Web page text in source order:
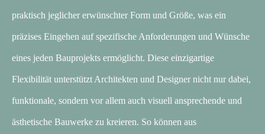
praktisch jeglicher erwünschter Form und Größe, was ein
präzises Eingehen auf spezifische Anforderungen und Wünsche
eines jeden Bauprojekts ermöglicht. Diese einzigartige
Flexibilität unterstützt Architekten und Designer nicht nur dabei,
funktionale, sondern vor allem auch visuell ansprechende und
ästhetische Bauwerke zu kreieren. So können aus